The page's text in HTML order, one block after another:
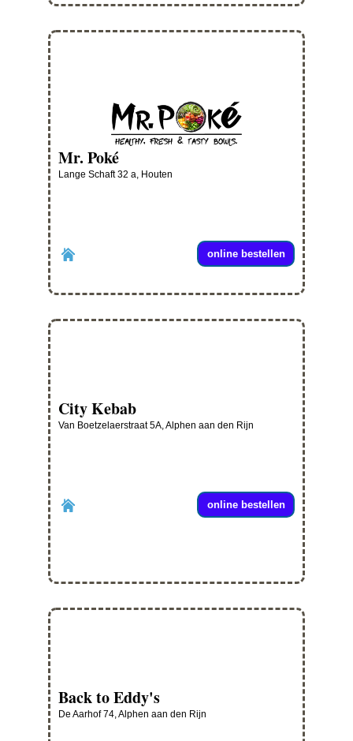
Mr. Poké
Lange Schaft 32 a, Houten
online bestellen
City Kebab
Van Boetzelaerstraat 5A, Alphen aan den Rijn
online bestellen
Back to Eddy's
De Aarhof 74, Alphen aan den Rijn